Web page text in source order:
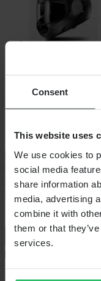
Consent
This website uses
We use cookies to
social media
share information
media, advertising
combine it with
them or that
services.
Vyberte velikost helmy
Průvodce velikostmi
XS Nízký stav zásob S
XL Nízký stav zásob
Přidat do košíku